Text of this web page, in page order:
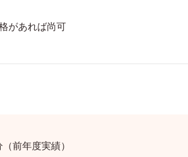
があれば尚可
前年度実績）